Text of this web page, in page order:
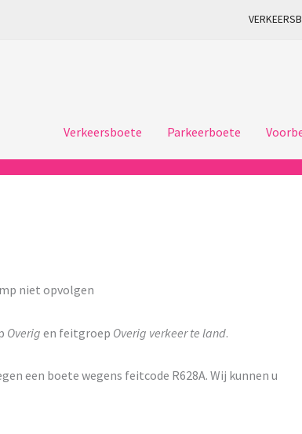
Verkeersboete Parkeerboete
niet opvolgen
Overig en feitgroep Overig verkeer te land.
een boete wegens feitcode R628A. Wij kunnen u